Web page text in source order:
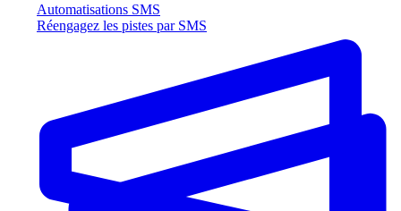
Automatisations SMS
Réengagez les pistes par SMS